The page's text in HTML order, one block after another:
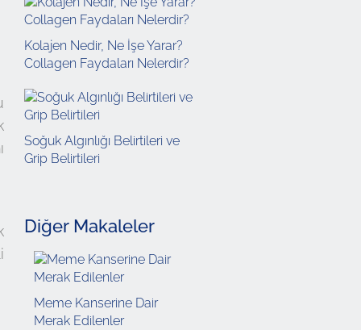
Kolajen Nedir, Ne İşe Yarar?
Collagen Faydaları Nelerdir?
Soğuk Algınlığı Belirtileri ve
Grip Belirtileri
Diğer Makaleler
Meme Kanserine Dair
Merak Edilenler